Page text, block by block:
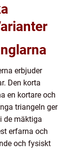
erbjuder
Den korta
en kortare och
triangeln ger
de mäktiga
erfarna och
och fysiskt